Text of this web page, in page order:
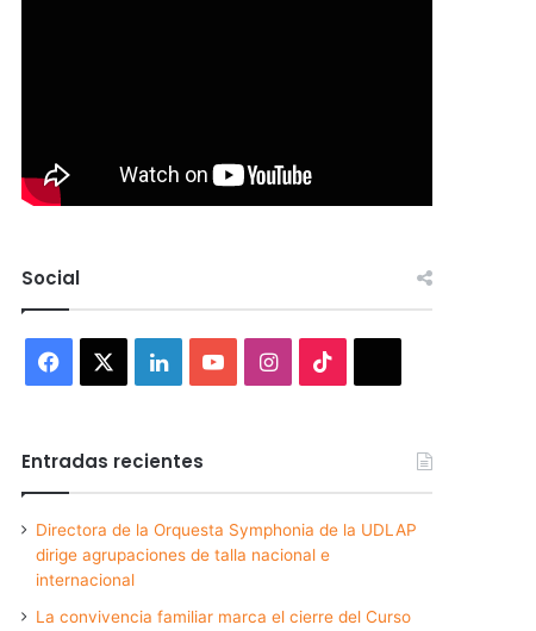
Social
Facebook LinkedInYouTubeInstagram
Entradas recientes
Directora de la Orquesta Symphonia de la UDLAP
dirige agrupaciones de talla nacional e
internacional
La convivencia familiar marca el cierre del Curso